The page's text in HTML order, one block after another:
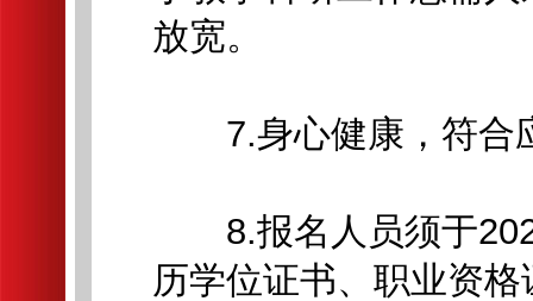
放宽。
7.身心健康，符合
8.报名人员须于
历学位证书、职业资